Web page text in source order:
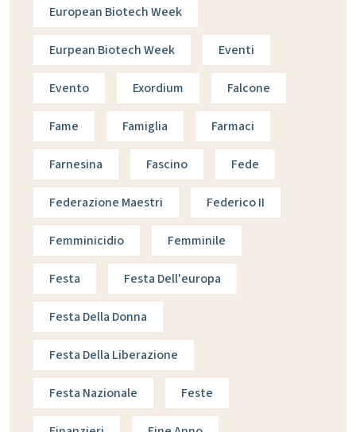
European Biotech Week
Eurpean Biotech Week Eventi
Evento Exordium Falcone
Fame Famiglia Farmaci
Farnesina Fascino Fede
Federazione Maestri Federico II
Femminicidio Femminile
Festa Festa Dell'europa
Festa Della Donna
Festa Della Liberazione
Festa Nazionale Feste